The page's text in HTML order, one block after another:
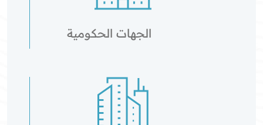
الجهات الحكومية